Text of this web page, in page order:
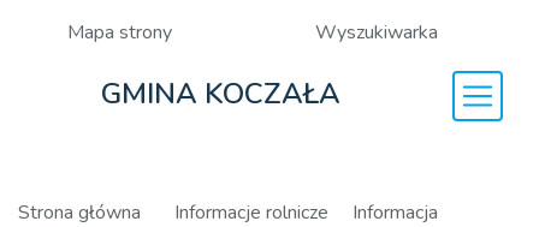
Mapa strony Wyszukiwarka
GMINA KOCZAŁA
Strona główna Informacje rolnicze
Informacja